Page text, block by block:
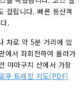
걸립니다. 빠른 등산객
.
차로 약 5분 거리에 있
에서 좌회전하여 올라가
야마구치 산에서 가장
쿠 트레킹 지도(PDF)